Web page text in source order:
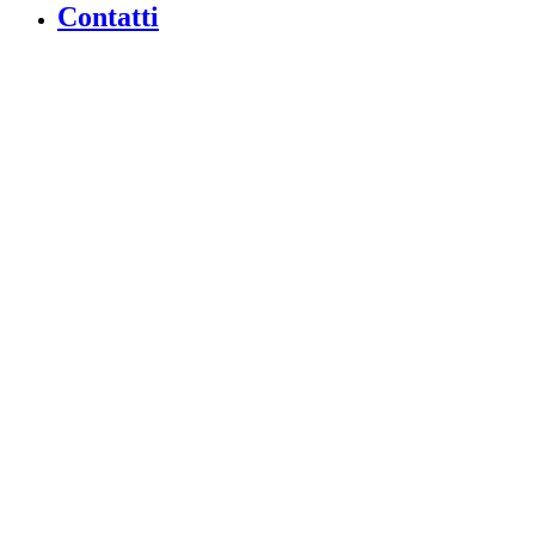
Contatti